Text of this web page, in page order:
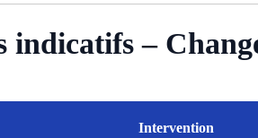
indicatifs –
Intervention